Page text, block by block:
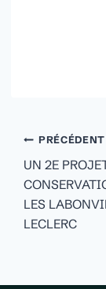
de
PRÉCÉDENT
UN 2E
LES
LECLERC